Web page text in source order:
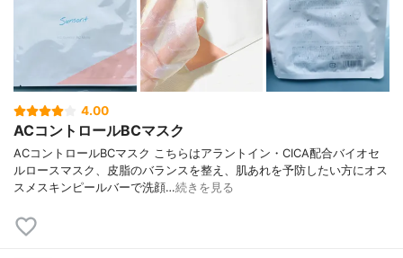
4.00
ACコントロールBCマスク
ACコントロールBCマスク こちらはアラントイン・CICA配合バイオセ
ルロースマスク、皮脂のバランスを整え、肌あれを予防したい方にオス
スメスキンピールバーで洗顔…続きを見る